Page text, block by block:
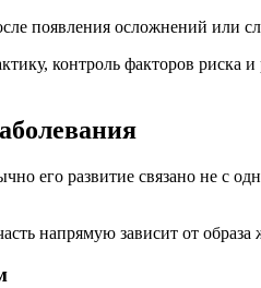
появления осложнений или
контроль факторов риска
его развитие связано не с
напрямую зависит от образа